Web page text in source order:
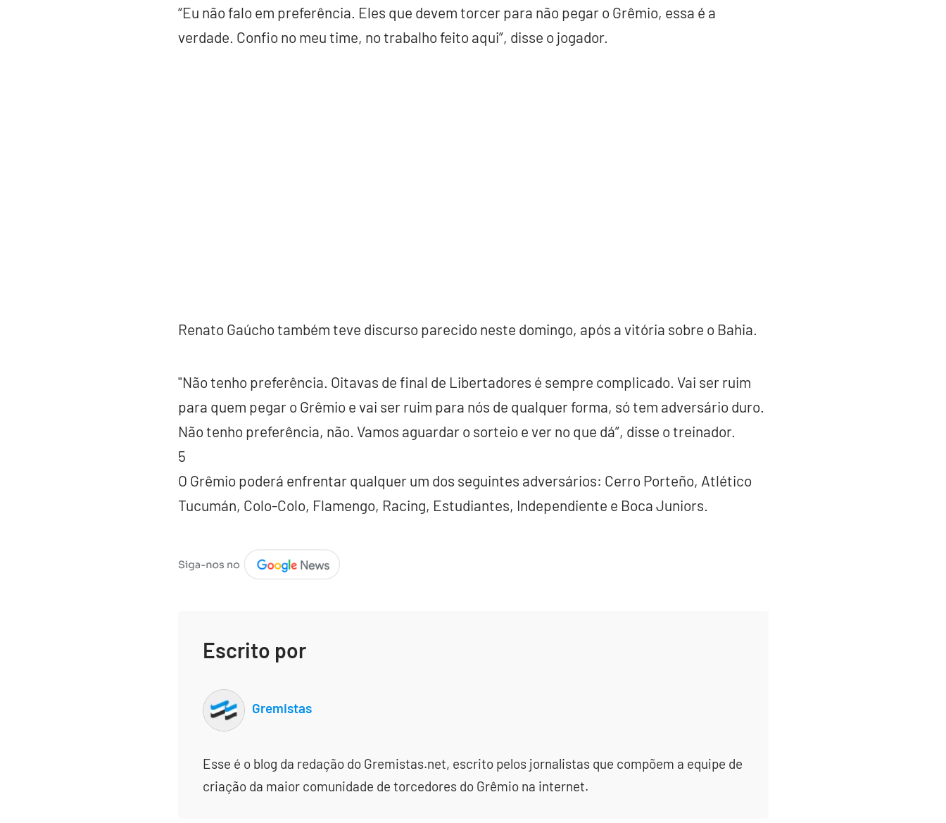
“Eu não falo em preferência. Eles que devem torcer para não pegar o Grêmio, essa é a
verdade. Confio no meu time, no trabalho feito aqui”, disse o jogador.
Renato Gaúcho também teve discurso parecido neste domingo, após a vitória sobre o Bahia.
"Não tenho preferência. Oitavas de final de Libertadores é sempre complicado. Vai ser ruim
para quem pegar o Grêmio e vai ser ruim para nós de qualquer forma, só tem adversário duro.
Não tenho preferência, não. Vamos aguardar o sorteio e ver no que dá”, disse o treinador.
5
O Grêmio poderá enfrentar qualquer um dos seguintes adversários: Cerro Porteño, Atlético
Tucumán, Colo-Colo, Flamengo, Racing, Estudiantes, Independiente e Boca Juniors.
Escrito por
Gremistas
Esse é o blog da redação do Gremistas.net, escrito pelos jornalistas que compõem a equipe de
criação da maior comunidade de torcedores do Grêmio na internet.